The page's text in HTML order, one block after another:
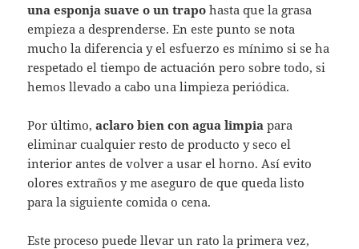
una esponja suave o un trapo hasta que la grasa
empieza a desprenderse. En este punto se nota
mucho la diferencia y el esfuerzo es mínimo si se ha
respetado el tiempo de actuación pero sobre todo, si
hemos llevado a cabo una limpieza periódica.
Por último,aclaro bien con agua limpia para
eliminar cualquier resto de producto y seco el
interior antes de volver a usar el horno. Así evito
olores extraños y me aseguro de que queda listo
para la siguiente comida o cena.
Este proceso puede llevar un rato la primera vez,